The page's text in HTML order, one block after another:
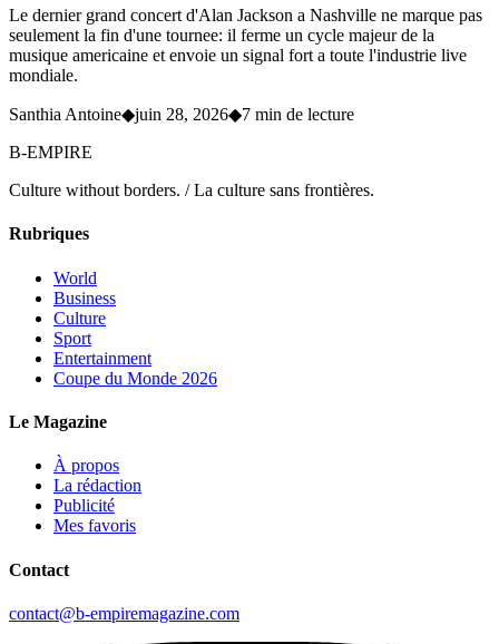
Le dernier grand concert d'Alan Jackson a Nashville ne marque pas
seulement la fin d'une tournee: il ferme un cycle majeur de la
musique americaine et envoie un signal fort a toute l'industrie live
mondiale.
Santhia Antoine◆juin 28, 2026◆7 min de lecture
B-EMPIRE
Culture without borders. / La culture sans frontières.
Rubriques
World
Business
Culture
Sport
Entertainment
Coupe du Monde 2026
Le Magazine
À propos
La rédaction
Publicité
Mes favoris
Contact
contact@b-empiremagazine.com